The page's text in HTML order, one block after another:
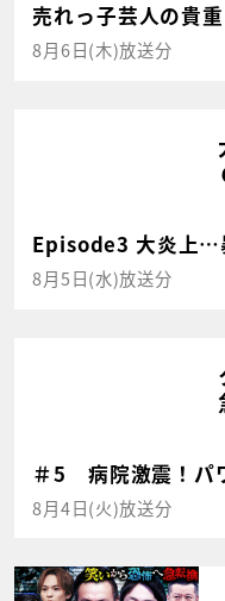
売れっ子芸人の貴
8月6日(木)放送分
Episode3 大炎上…
8月5日(水)放送分
＃5 病院激震！パ
8月4日(火)放送分